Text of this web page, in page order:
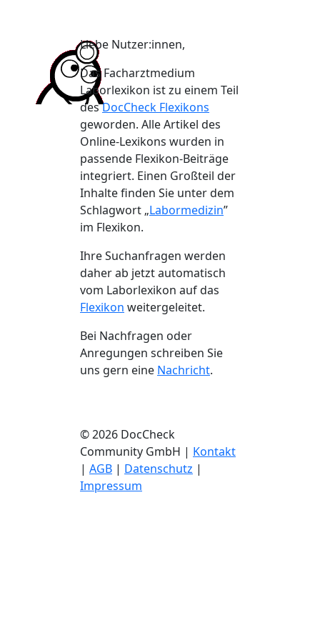
Liebe Nutzer:innen,
Das Facharztmedium
Laborlexikon ist zu einem Teil
desDocCheck Flexikons
geworden. Alle Artikel des
Online-Lexikons wurden in
passende Flexikon-Beiträge
integriert. Einen Großteil der
Inhalte finden Sie unter dem
Schlagwort „Labormedizin”
im Flexikon.
Ihre Suchanfragen werden
daher ab jetzt automatisch
vom Laborlexikon auf das
Flexikon weitergeleitet.
Bei Nachfragen oder
Anregungen schreiben Sie
uns gern eine Nachricht.
© 2026 DocCheck
Community GmbH | Kontakt
| AGB | Datenschutz |
Impressum